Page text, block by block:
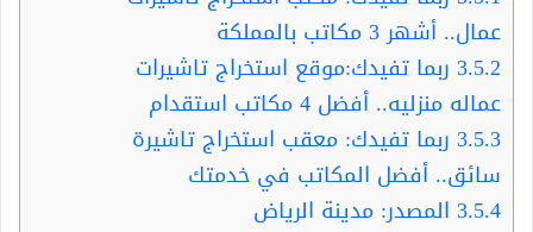
عمال.. أشهر 3 مكاتب بالمملكة
3.5.2 ربما تفيدك:موقع استخراج تاشيرات
عماله منزليه.. أفضل 4 مكاتب استقدام
3.5.3 ربما تفيدك: معقب استخراج تاشيرة
سائق.. أفضل المكاتب في خدمتك
3.5.4 المصدر: مدينة الرياض